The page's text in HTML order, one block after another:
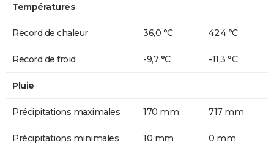
Températures
Record de chaleur 36,0 °C 42,4 °C
Record de froid -9,7 °C -11,3 °C
Pluie
Précipitations maximales 170 mm 717 mm
Précipitations minimales 10 mm 0 mm